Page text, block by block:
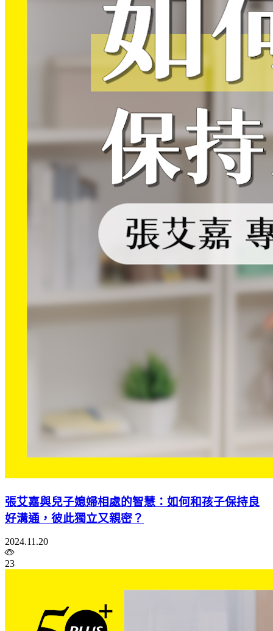
張艾嘉與兒子媳婦相處的智慧：如何和孩子保持良
好溝通，彼此獨立又親密？
2024.11.20
23